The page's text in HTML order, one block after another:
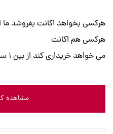
هرکسی هم اکانت
می خواهد خریداری کند از بین ۱ ساعت تا ۳ روز انجام می دهیم
مشاهده